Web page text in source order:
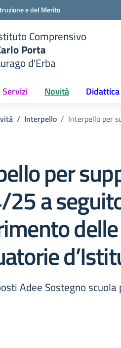
e del Merito
Comprensivo
Porta
d'Erba
Servizi Novità Didattica
Interpello Interpello per
per
a
delle
Adee Sostegno